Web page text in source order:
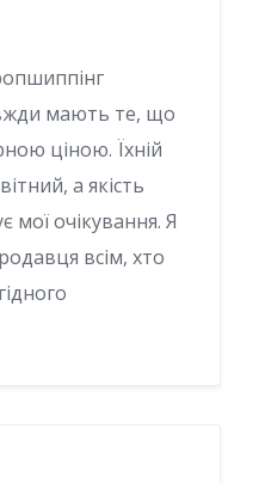
мають те, що
ціною. Їхній
а якість
мої очікування. Я
всім, хто